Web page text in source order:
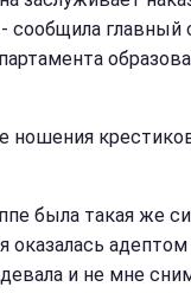
главный
ношения
была такая же
оказалась
и не мне